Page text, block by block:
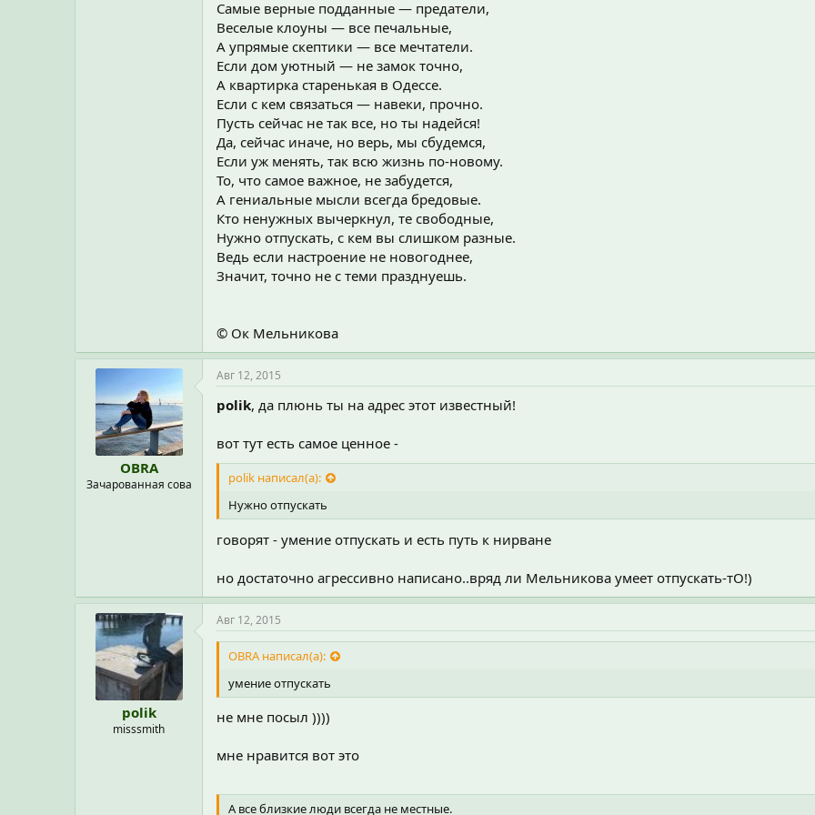
Самые верные подданные — предатели,
Веселые клоуны — все печальные,
А упрямые скептики — все мечтатели.
Если дом уютный — не замок точно,
А квартирка старенькая в Одессе.
Если с кем связаться — навеки, прочно.
Пусть сейчас не так все, но ты надейся!
Да, сейчас иначе, но верь, мы сбудемся,
Если уж менять, так всю жизнь по-новому.
То, что самое важное, не забудется,
А гениальные мысли всегда бредовые.
Кто ненужных вычеркнул, те свободные,
Нужно отпускать, с кем вы слишком разные.
Ведь если настроение не новогоднее,
Значит, точно не с теми празднуешь.
© Ок Мельникова
OBRA
Зачарованная сова
Авг 12, 2015
polik, да плюнь ты на адрес этот известный!
вот тут есть самое ценное -
polik написал(а):
Нужно отпускать
говорят - умение отпускать и есть путь к нирване
но достаточно агрессивно написано..вряд ли Мельникова умеет отпускать-тО!)
polik
misssmith
Авг 12, 2015
OBRA написал(а):
умение отпускать
не мне посыл ))))
мне нравится вот это
А все близкие люди всегда не местные.